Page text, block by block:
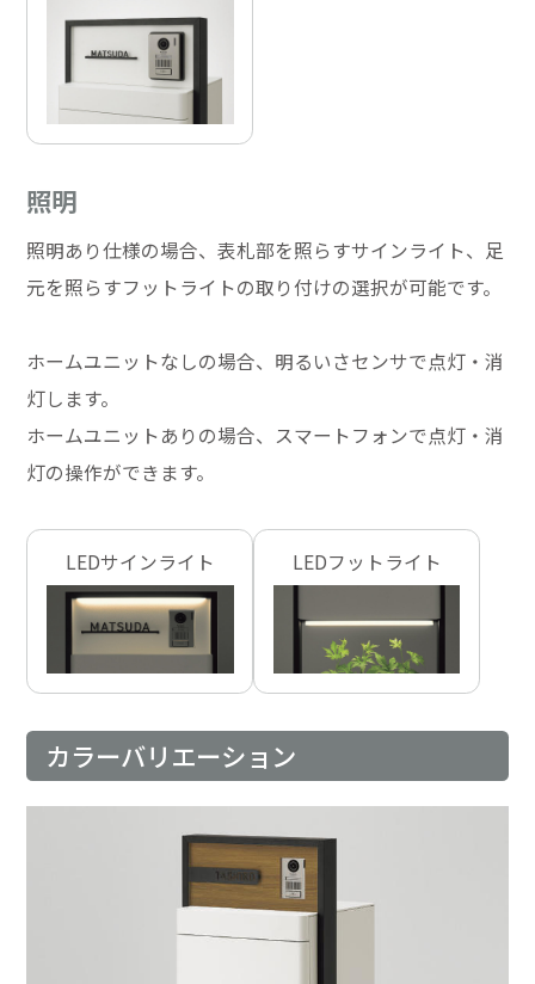
照明
照明あり仕様の場合、表札部を照らすサインライト、足
元を照らすフットライトの取り付けの選択が可能です。
ホームユニットなしの場合、明るいさセンサで点灯・消
灯します。
ホームユニットありの場合、スマートフォンで点灯・消
灯の操作ができます。
LEDサインライト LEDフットライト
カラーバリエーション